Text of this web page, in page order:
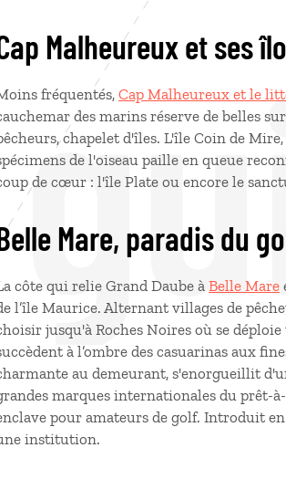
Cap Malheureux et ses
fréquentés,Cap Malheureux et le
des marins réserve de belles
chapelet d'îles. L'île Coin de
de l'oiseau paille en queue
de cœur : l'île Plate ou encore le
Belle Mare, paradis du
côte qui relie Grand Daube à Belle Mare
l’île Maurice. Alternant villages de
jusqu'à Roches Noires où se déploie
à l’ombre des casuarinas aux
au demeurant, s'enorgueillit
marques internationales du prêt-
pour amateurs de golf. Introduit
institution.